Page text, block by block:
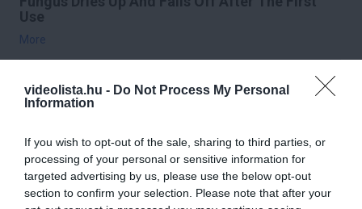
videolista.hu - Do Not Process My Personal
Information
If you wish to opt-out of the sale, sharing to third parties, or
processing of your personal or sensitive information for
targeted advertising by us, please use the below opt-out
section to confirm your selection. Please note that after your
Use
More
10 h 22 min